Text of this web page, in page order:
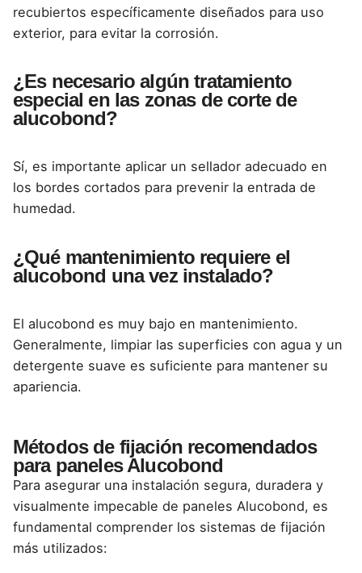
recubiertos específicamente diseñados para uso
exterior, para evitar la corrosión.
¿Es necesario algún tratamiento
especial en las zonas de corte de
alucobond?
Sí, es importante aplicar un sellador adecuado en
los bordes cortados para prevenir la entrada de
humedad.
¿Qué mantenimiento requiere el
alucobond una vez instalado?
El alucobond es muy bajo en mantenimiento.
Generalmente, limpiar las superficies con agua y un
detergente suave es suficiente para mantener su
apariencia.
Métodos de fijación recomendados
para paneles Alucobond
Para asegurar una instalación segura, duradera y
visualmente impecable de paneles Alucobond, es
fundamental comprender los sistemas de fijación
más utilizados: